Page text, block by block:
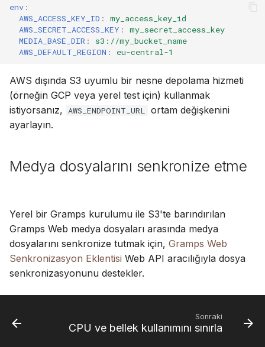
env :
AWS_ACCESS_KEY_ID :
my_access_key_id
AWS_SECRET_ACCESS_KEY :
my_secret_access_key
MEDIA_BASE_DIR :
s3://my_bucket_name
AWS_DEFAULT_REGION : eu-central-1
AWS dışında S3 uyumlu bir nesne depolama hizmeti
(örneğin GCP veya yerel test için) kullanmak
istiyorsanız, AWS_ENDPOINT_URL ortam değişkenini
ayarlayın.
Medya dosyalarını senkronize etme
Yerel bir Gramps kurulumu ile S3'te barındırılan
Gramps Web medya dosyaları arasında medya
dosyalarını senkronize tutmak için, Gramps Web
Senkronizasyon Eklentisi Web API aracılığıyla dosya
senkronizasyonunu destekler.
Sonraki
CPU ve bellek kullanımını sınırla